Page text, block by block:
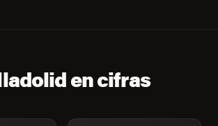
en cifras